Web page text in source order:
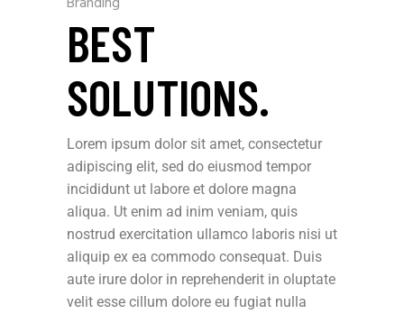
BEST
SOLUTIONS.
Lorem ipsum dolor sit amet, consectetur
adipiscing elit, sed do eiusmod tempor
incididunt ut labore et dolore magna
aliqua. Ut enim ad inim veniam, quis
nostrud exercitation ullamco laboris nisi ut
aliquip ex ea commodo consequat. Duis
aute irure dolor in reprehenderit in oluptate
velit esse cillum dolore eu fugiat nulla